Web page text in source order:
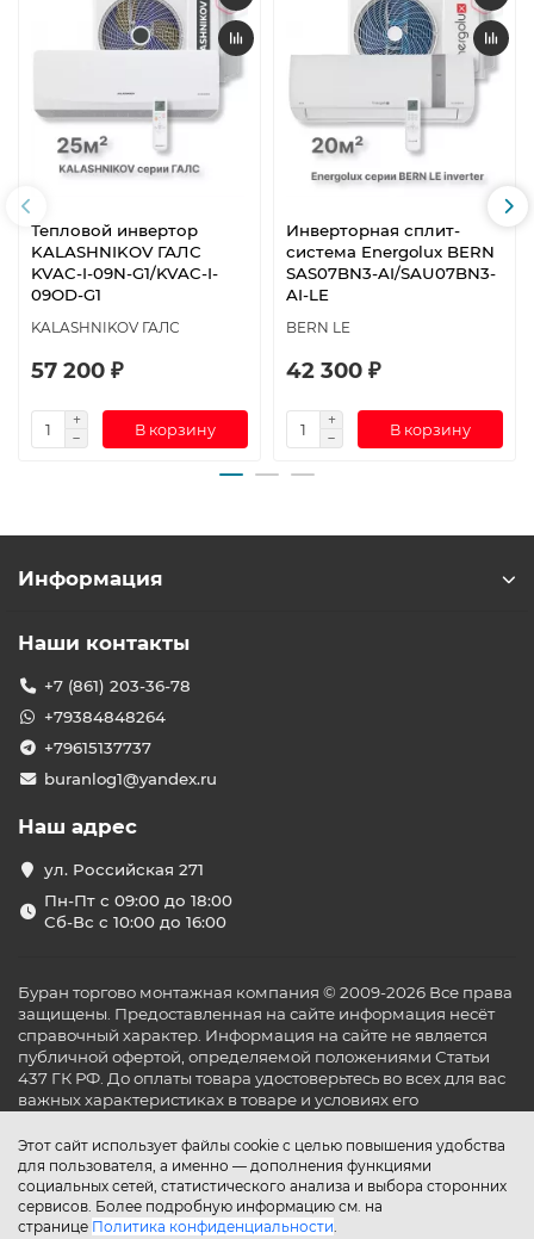
Тепловой инвертор
KALASHNIKOV ГАЛС
KVAC-I-09N-G1/KVAC-I-
09OD-G1
KALASHNIKOV ГАЛС
57 200 ₽
В корзину
Инверторная сплит-
система Energolux BERN
SAS07BN3-AI/SAU07BN3-
AI-LE
BERN LE
42 300 ₽
В корзину
Этот сайт использует файлы cookie с целью повышения удобства
для пользователя, а именно — дополнения функциями
социальных сетей, статистического анализа и выбора сторонних
сервисов. Более подробную информацию см. на
странице Политика конфиденциальности.
Информация
Наши контакты
+7 (861) 203-36-78
+79384848264
+79615137737
buranlog1@yandex.ru
Наш адрес
ул. Российская 271
Пн-Пт с 09:00 до 18:00
Сб-Вс с 10:00 до 16:00
Буран торгово монтажная компания © 2009-2026 Все права
защищены. Предоставленная на сайте информация несёт
справочный характер. Информация на сайте не является
публичной офертой, определяемой положениями Статьи
437 ГК РФ. До оплаты товара удостоверьтесь во всех для вас
важных характеристиках в товаре и условиях его